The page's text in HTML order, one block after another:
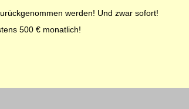
werden! Und zwar sofort!
500 € monatlich!